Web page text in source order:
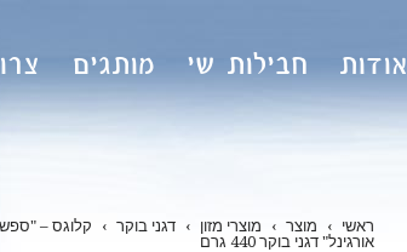
אודות חבילות שי מותגים
ראשי › מוצר › מוצרי מזון › דגני בוקר ›
אורגינל" דגני בוקר 440 גרם